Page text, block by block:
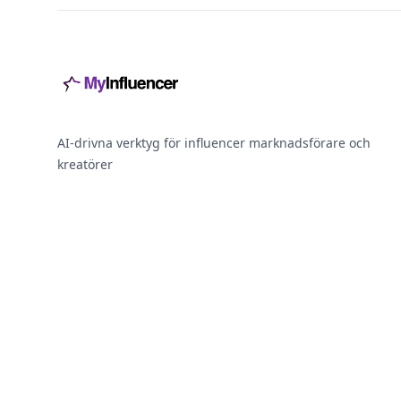
AI-drivna verktyg för influencer marknadsförare och
kreatörer